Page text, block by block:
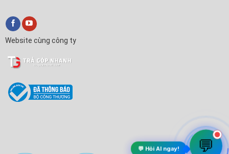
Website cùng công ty
💬
💬 Hỏi AI ngay!